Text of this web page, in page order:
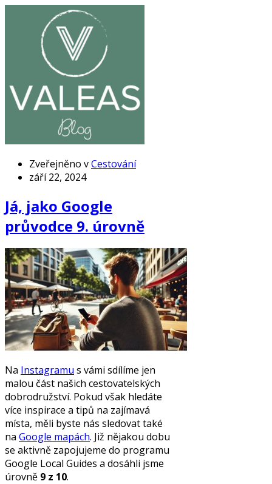
Zveřejněno vCestování
září 22, 2024
Já, jako Google
průvodce 9. úrovně
Na Instagramu s vámi sdílíme jen
malou část našich cestovatelských
dobrodružství. Pokud však hledáte
více inspirace a tipů na zajímavá
místa, měli byste nás sledovat také
na Google mapách. Již nějakou dobu
se aktivně zapojujeme do programu
Google Local Guides a dosáhli jsme
úrovně 9 z 10.